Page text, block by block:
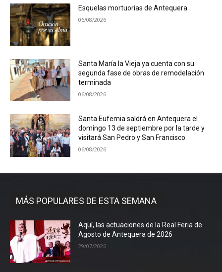
Esquelas mortuorias de Antequera
06/08/2026
Santa María la Vieja ya cuenta con su
segunda fase de obras de remodelación
terminada
06/08/2026
Santa Eufemia saldrá en Antequera el
domingo 13 de septiembre por la tarde y
visitará San Pedro y San Francisco
06/08/2026
MÁS POPULARES DE ESTA SEMANA
Aquí, las actuaciones de la Real Feria de
Agosto de Antequera de 2026
29/07/2026